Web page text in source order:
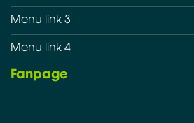
Menu link 3
Menu link 4
Fanpage